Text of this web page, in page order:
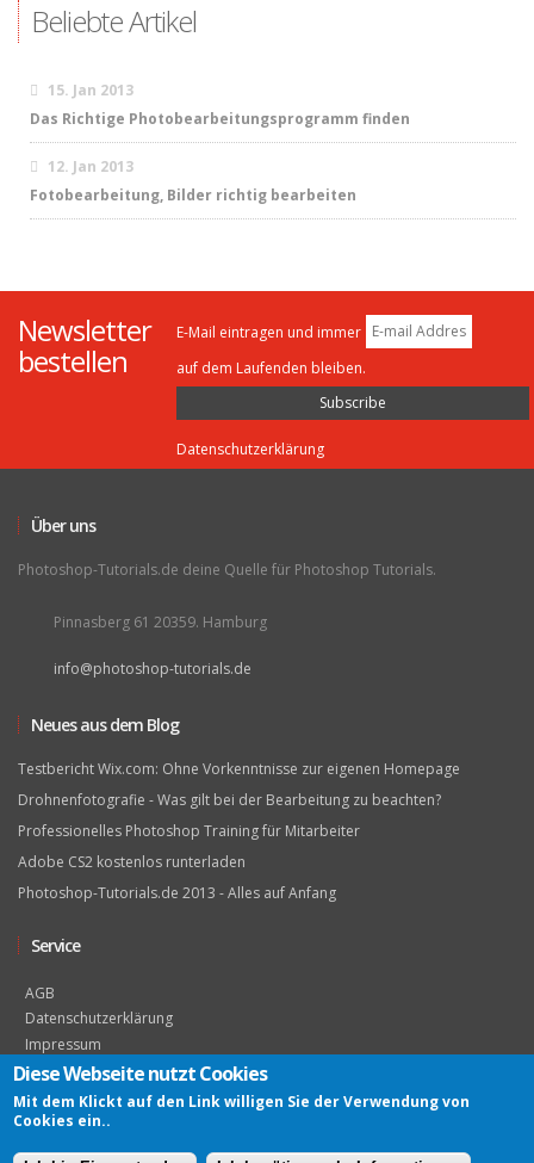
Beliebte Artikel
15. Jan 2013
Das Richtige Photobearbeitungsprogramm finden
12. Jan 2013
Fotobearbeitung, Bilder richtig bearbeiten
Newsletter
bestellen
E-Mail eintragen und immer
auf dem Laufenden bleiben.
Datenschutzerklärung
Über uns
Photoshop-Tutorials.de deine Quelle für Photoshop Tutorials.
Pinnasberg 61 20359. Hamburg
info@photoshop-tutorials.de
Neues aus dem Blog
Testbericht Wix.com: Ohne Vorkenntnisse zur eigenen Homepage
Drohnenfotografie - Was gilt bei der Bearbeitung zu beachten?
Professionelles Photoshop Training für Mitarbeiter
Adobe CS2 kostenlos runterladen
Photoshop-Tutorials.de 2013 - Alles auf Anfang
Service
AGB
Datenschutzerklärung
Impressum
Diese Webseite nutzt Cookies
Mit dem Klickt auf den Link willigen Sie der Verwendung von
Cookies ein..